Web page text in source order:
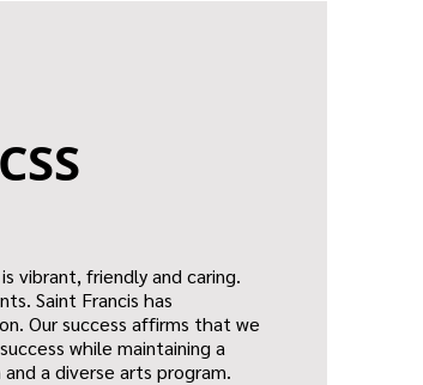
vibrant, friendly and caring.
Saint Francis has
Our success affirms that we
while maintaining a
a diverse arts program.